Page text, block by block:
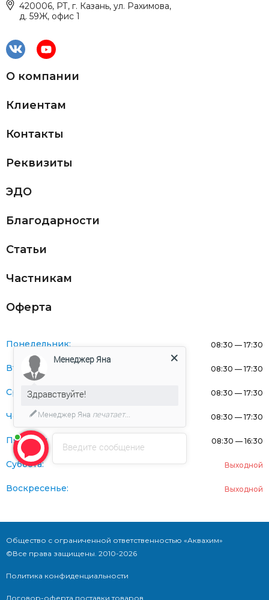
420006, РТ, г. Казань, ул. Рахимова,
д. 59Ж, офис 1
О компании
Клиентам
Контакты
Реквизиты
ЭДО
Благодарности
Статьи
Частникам
Оферта
Понедельник: 08:30 — 17:30
Вторник: 08:30 — 17:30
Среда: 08:30 — 17:30
Четверг: 08:30 — 17:30
Пятница: 08:30 — 16:30
Суббота: Выходной
Воскресенье: Выходной
Общество с ограниченной ответственностью «Аквахим»
©Все права защищены. 2010-2026
Политика конфиденциальности
Договор-оферта поставки товаров
Введите сообщение
Менеджер Яна
Здравствуйте!
Менеджер Яна печатает...